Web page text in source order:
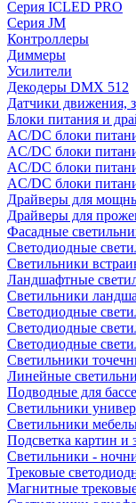
Серия ICLED PRO
Серия JM
Контроллеры
Диммеры
Усилители
Декодеры DMX 512
Датчики движения,
Блоки питания и
AC/DC блоки
AC/DC блоки
AC/DC блоки
AC/DC блоки
Драйверы для
Драйверы для
Фасадные
Светодиодные
Светильники
Ландшафтные
Светильники
Светодиодные
Светодиодные
Светодиодные
Светильники
Линейные
Подводные для
Светильники
Светильники
Подсветка картин и
Светильники -
Трековые
Магнитные